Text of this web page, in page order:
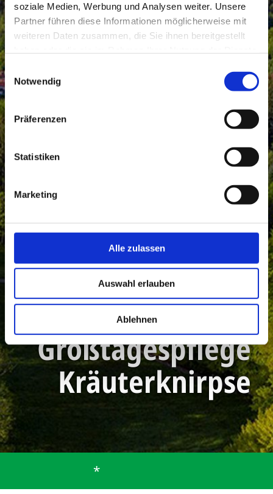
soziale Medien, Werbung und Analysen weiter. Unsere
Partner führen diese Informationen möglicherweise mit
weiteren Daten zusammen, die Sie ihnen bereitgestellt
Einwilligungsauswahl
Notwendig
Präferenzen
Statistiken
Marketing
Alle zulassen
Auswahl erlauben
Ablehnen
Großtagespflege
Kräuterknirpse
Bürgerservice